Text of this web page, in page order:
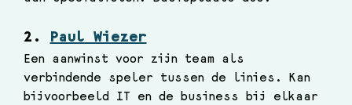
2. Paul Wiezer
Een aanwinst voor zijn team als
verbindende speler tussen de linies. Kan
bijvoorbeeld IT en de business bij elkaar